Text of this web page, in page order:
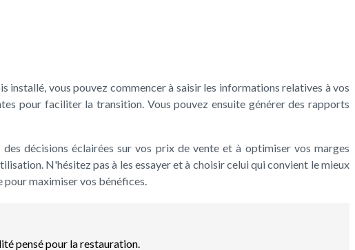
vous pouvez commencer à saisir les informations relatives à vos
pour faciliter la transition. Vous pouvez ensuite générer des rapports
décisions éclairées sur vos prix de vente et à optimiser vos marges
N'hésitez pas à les essayer et à choisir celui qui convient le mieux
pour maximiser vos bénéfices.
pensé pour la restauration.